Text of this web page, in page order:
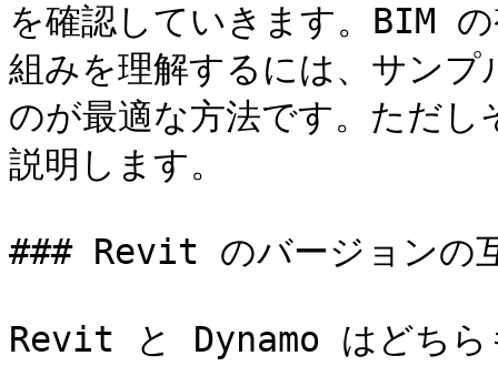
を確認していきます。BIM
組みを理解するには、サン
のが最適な方法です。ただ
説明します。
### Revit のバージョンの
Revit と Dynamo はどちら